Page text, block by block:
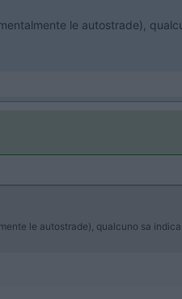
le autostrade),
le autostrade), qualcuno sa